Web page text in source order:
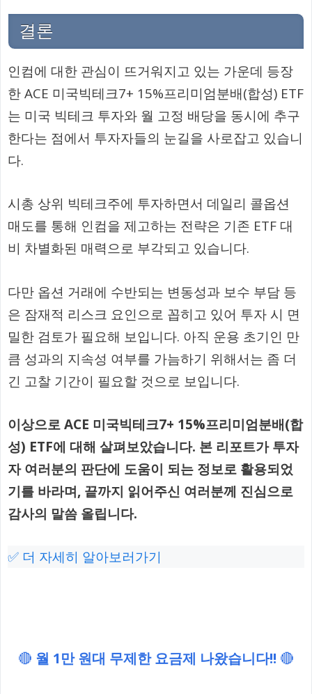
결론
인컴에 대한 관심이 뜨거워지고 있는 가운데 등장
한 ACE 미국빅테크7+ 15%프리미엄분배(합성) ETF
는 미국 빅테크 투자와 월 고정 배당을 동시에 추구
한다는 점에서 투자자들의 눈길을 사로잡고 있습니
다.
시총 상위 빅테크주에 투자하면서 데일리 콜옵션
매도를 통해 인컴을 제고하는 전략은 기존 ETF 대
비 차별화된 매력으로 부각되고 있습니다.
다만 옵션 거래에 수반되는 변동성과 보수 부담 등
은 잠재적 리스크 요인으로 꼽히고 있어 투자 시 면
밀한 검토가 필요해 보입니다. 아직 운용 초기인 만
큼 성과의 지속성 여부를 가늠하기 위해서는 좀 더
긴 고찰 기간이 필요할 것으로 보입니다.
이상으로 ACE 미국빅테크7+ 15%프리미엄분배(합
성) ETF에 대해 살펴보았습니다. 본 리포트가 투자
자 여러분의 판단에 도움이 되는 정보로 활용되었
기를 바라며, 끝까지 읽어주신 여러분께 진심으로
감사의 말씀 올립니다.
✅ 더 자세히 알아보러가기
🔴 월 1만 원대 무제한 요금제 나왔습니다!! 🔴